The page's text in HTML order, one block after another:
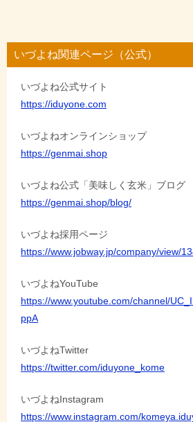
ビ
ゲ
いづよね関連ページ（公式）
いづよね公式サイト
https://iduyone.com
いづよねオンラインショップ
https://genmai.shop
いづよね公式「美味しく玄米」ブログ
https://genmai.shop/blog/
いづよね採用ページ
https://www.jobway.jp/company/view/
いづよねYouTube
https://www.youtube.com/channel/
ppA
いづよねTwitter
https://twitter.com/iduyone_kome
いづよねInstagram
https://www.instagram.com/